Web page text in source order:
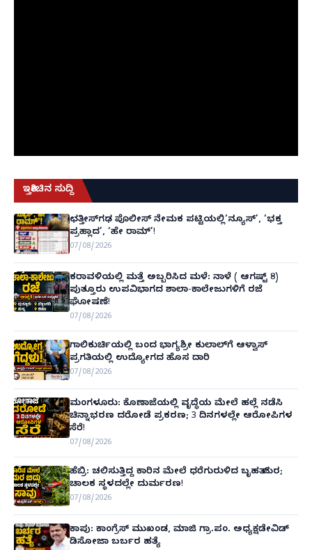
ಇತ್ತೀಚಿನ ಸುದ್ದಿ
ಛತ್ತೀಸ್‌ಗಢ ಪೊಲೀಸ್ ನೇಮಕ ಪಟ್ಟಿಯಲ್ಲಿ‘ನ್ಯೂಸ್’, ‘ಭಕ್ತ
ಪ್ರಹ್ಲಾದ’, ‘ಹೇ ರಾಮ್’!
07/08/2026
ಕರಾವಳಿಯಲ್ಲಿ ಮತ್ತೆ ಅಬ್ಬರಿಸಿದ ಮಳೆ: ನಾಳೆ ( ಆಗಷ್ಟ್ 8)
ಪುತ್ತೂರು ಉಪವಿಭಾಗದ ಶಾಲಾ-ಕಾಲೇಜುಗಳಿಗೆ ರಜೆ
ಘೋಷಣೆ!
07/08/2026
ಗಾಲಿಕುರ್ಚಿಯಲ್ಲಿ ಬಂದ ಭಾಗ್ಯಶ್ರೀ ಕುಲಾಲ್‌ಗೆ ಆಳ್ವಾಸ್
ಪ್ರಗತಿಯಲ್ಲಿ ಉದ್ಯೋಗದ ಹೊಸ ದಾರಿ
07/08/2026
ಮಂಗಳೂರು: ಕೊಣಾಜೆಯಲ್ಲಿ ವೃದ್ಧೆಯ ಮೇಲೆ ಹಲ್ಲೆ ನಡೆಸಿ
ಚಿನ್ನಾಭರಣ ದರೋಡೆ ಪ್ರಕರಣ; 3 ದಿನಗಳಲ್ಲೇ ಆರೋಪಿಗಳ
ಸೆರೆ!
07/08/2026
ಹೆಬ್ರಿ: ಚಲಿಸುತ್ತಿದ್ದ ಕಾರಿನ ಮೇಲೆ ಧರೆಗುರುಳಿದ ಬೃಹತ್ ಮರ;
ಚಾಲಕ ಸ್ಥಳದಲ್ಲೇ ದುರ್ಮರಣ!
07/08/2026
ಕಾಪು: ಕಾಂಗ್ರೆಸ್ ಮುಖಂಡ, ಮಾಜಿ ಗ್ರಾ.ಪಂ. ಅಧ್ಯಕ್ಷಡೇವಿಡ್
ಡಿಸೋಜಾ ಬರ್ಬರ ಹತ್ಯೆ